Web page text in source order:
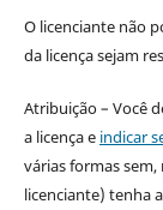
O licenciante não
da licença sejam
Atribuição – Você
a licença e indicar
várias formas
licenciante) tenha